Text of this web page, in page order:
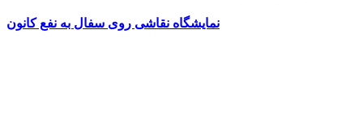
نمایشگاه نقاشی روی سفال به نفع کانون